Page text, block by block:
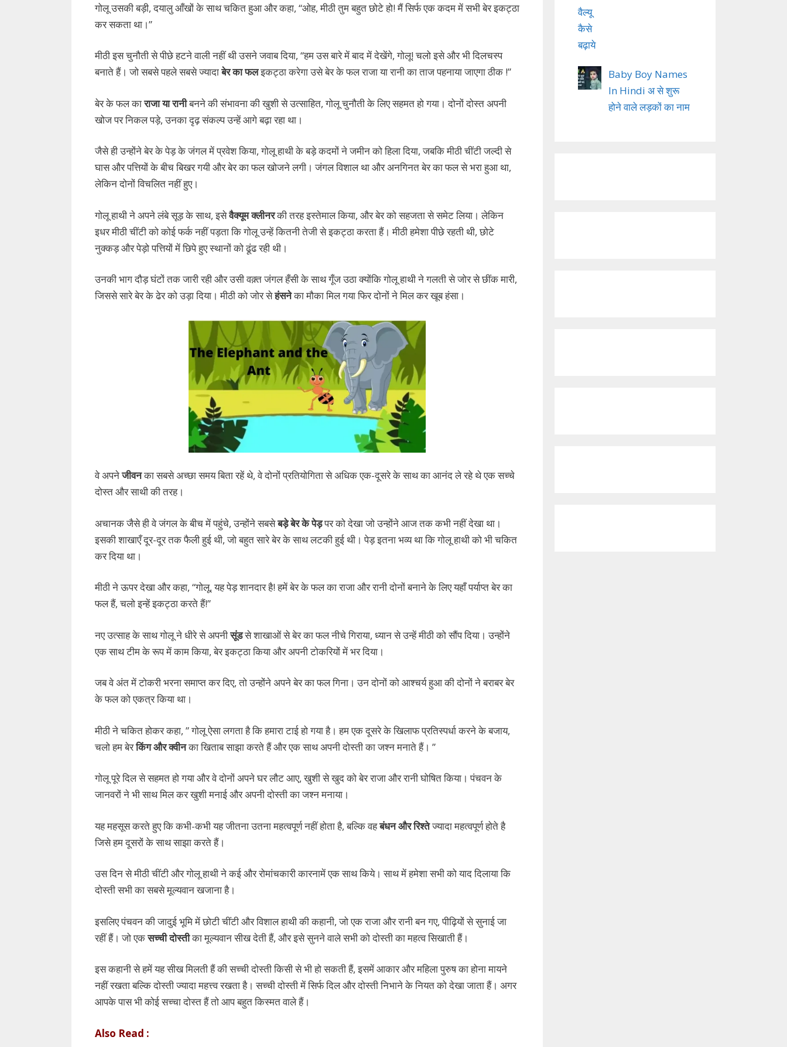
गोलू उसकी बड़ी, दयालु आँखों के साथ चकित हुआ और कहा, “ओह, मीठी तुम बहुत छोटे हो! मैं सिर्फ एक कदम में सभी बेर इकट्ठा
कर सकता था।”
मीठी इस चुनौती से पीछे हटने वाली नहीं थी उसने जवाब दिया, “हम उस बारे में बाद में देखेंगे, गोलू! चलो इसे और भी दिलचस्प
बनाते हैं। जो सबसे पहले सबसे ज्यादाबेर का फलइकट्ठा करेगा उसे बेर के फल राजा या रानी का ताज पहनाया जाएगा ठीक !”
बेर के फल काराजा या रानीबनने की संभावना की खुशी से उत्साहित, गोलू चुनौती के लिए सहमत हो गया। दोनों दोस्त अपनी
खोज पर निकल पड़े, उनका दृढ़ संकल्प उन्हें आगे बढ़ा रहा था।
जैसे ही उन्होंने बेर के पेड़ के जंगल में प्रवेश किया, गोलू हाथी के बड़े कदमों ने जमीन को हिला दिया, जबकि मीठी चींटी जल्दी से
घास और पत्तियों के बीच बिखर गयी और बेर का फल खोजने लगी। जंगल विशाल था और अनगिनत बेर का फल से भरा हुआ था,
लेकिन दोनों विचलित नहीं हुए।
गोलू हाथी ने अपने लंबे सूड़ के साथ, इसेवैक्यूम क्लीनरकी तरह इस्तेमाल किया, और बेर को सहजता से समेट लिया। लेकिन
इधर मीठी चींटी को कोई फर्क नहीं पड़ता कि गोलू उन्हें कितनी तेजी से इकट्ठा करता हैं। मीठी हमेशा पीछे रहती थी, छोटे
नुक्कड़ और पेड़ो पत्तियों में छिपे हुए स्थानों को ढूंढ रही थी।
उनकी भाग दौड़ घंटों तक जारी रही और उसी वक़्त जंगल हँसी के साथ गूँज उठा क्योंकि गोलू हाथी ने गलती से जोर से छींक मारी,
जिससे सारे बेर के ढेर को उड़ा दिया। मीठी को जोर सेहंसनेका मौका मिल गया फिर दोनों ने मिल कर खूब हंसा।
वे अपनेजीवनका सबसे अच्छा समय बिता रहें थे, वे दोनों प्रतियोगिता से अधिक एक-दूसरे के साथ का आनंद ले रहे थे एक सच्चे
दोस्त और साथी की तरह।
अचानक जैसे ही वे जंगल के बीच में पहुंचे, उन्होंने सबसेबड़े बेर के पेड़पर को देखा जो उन्होंने आज तक कभी नहीं देखा था।
इसकी शाखाएँ दूर-दूर तक फैली हुई थी, जो बहुत सारे बेर के साथ लटकी हुई थी। पेड़ इतना भव्य था कि गोलू हाथी को भी चकित
कर दिया था।
मीठी ने ऊपर देखा और कहा, “गोलू, यह पेड़ शानदार है! हमें बेर के फल का राजा और रानी दोनों बनाने के लिए यहाँ पर्याप्त बेर का
फल हैं, चलो इन्हें इकट्ठा करते हैं!”
नए उत्साह के साथ गोलू ने धीरे से अपनीसूंडसे शाखाओं से बेर का फल नीचे गिराया, ध्यान से उन्हें मीठी को सौंप दिया। उन्होंने
एक साथ टीम के रूप में काम किया, बेर इकट्ठा किया और अपनी टोकरियों में भर दिया।
जब वे अंत में टोकरी भरना समाप्त कर दिए, तो उन्होंने अपने बेर का फल गिना। उन दोनों को आश्चर्य हुआ की दोनों ने बराबर बेर
के फल को एकत्र किया था।
मीठी ने चकित होकर कहा, ” गोलू ऐसा लगता है कि हमारा टाई हो गया है। हम एक दूसरे के खिलाफ प्रतिस्पर्धा करने के बजाय,
चलो हम बेरकिंग और क्वीनका खिताब साझा करते हैं और एक साथ अपनी दोस्ती का जश्न मनाते हैं। ”
गोलू पूरे दिल से सहमत हो गया और वे दोनों अपने घर लौट आए, खुशी से खुद को बेर राजा और रानी घोषित किया। पंचवन के
जानवरों ने भी साथ मिल कर खुशी मनाई और अपनी दोस्ती का जश्न मनाया।
यह महसूस करते हुए कि कभी-कभी यह जीतना उतना महत्वपूर्ण नहीं होता है, बल्कि वहबंधन और रिश्तेज्यादा महत्वपूर्ण होते है
जिसे हम दूसरों के साथ साझा करते हैं।
उस दिन से मीठी चींटी और गोलू हाथी ने कई और रोमांचकारी कारनामें एक साथ किये। साथ में हमेशा सभी को याद दिलाया कि
दोस्ती सभी का सबसे मूल्यवान खजाना है।
इसलिए पंचवन की जादुई भूमि में छोटी चींटी और विशाल हाथी की कहानी, जो एक राजा और रानी बन गए, पीढ़ियों से सुनाई जा
रहीं हैं। जो एकसच्ची दोस्तीका मूल्यवान सीख देती हैं, और इसे सुनने वाले सभी को दोस्ती का महत्व सिखाती हैं।
इस कहानी से हमें यह सीख मिलती हैं की सच्ची दोस्ती किसी से भी हो सकती हैं, इसमें आकार और महिला पुरुष का होना मायने
नहीं रखता बल्कि दोस्ती ज्यादा महत्त्व रखता है। सच्ची दोस्ती में सिर्फ दिल और दोस्ती निभाने के नियत को देखा जाता हैं। अगर
आपके पास भी कोई सच्चा दोस्त हैं तो आप बहुत किस्मत वाले हैं।
Also Read :
Baby Boy Names
In Hindi अ से शुरू
होने वाले लड़कों का नाम